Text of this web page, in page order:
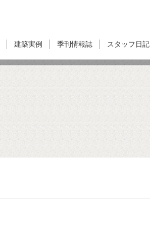
建築実例 季刊情報誌 スタッフ日記